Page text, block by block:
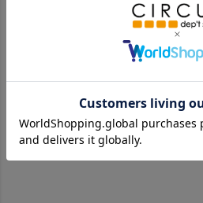
37
わたり幅(マチ込み/抜き)25.5/21.5
裾口
20.5
※BCはバックセンター（首から裾まで
※SNPはサイドネックポイント（肩か
さ）です。